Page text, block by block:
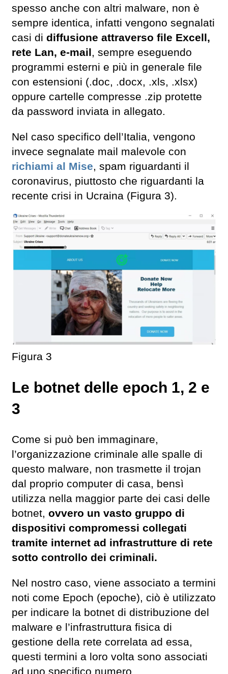
spesso anche con altri malware, non è
sempre identica, infatti vengono segnalati
casi di diffusione attraverso file Excell,
rete Lan, e-mail, sempre eseguendo
programmi esterni e più in generale file
con estensioni (.doc, .docx, .xls, .xlsx)
oppure cartelle compresse .zip protette
da password inviata in allegato.
Nel caso specifico dell’Italia, vengono
invece segnalate mail malevole con
richiami al Mise, spam riguardanti il
coronavirus, piuttosto che riguardanti la
recente crisi in Ucraina (Figura 3).
Figura 3
Le botnet delle epoch 1, 2 e
3
Come si può ben immaginare,
l’organizzazione criminale alle spalle di
questo malware, non trasmette il trojan
dal proprio computer di casa, bensì
utilizza nella maggior parte dei casi delle
botnet, ovvero un vasto gruppo di
dispositivi compromessi collegati
tramite internet ad infrastrutture di rete
sotto controllo dei criminali.
Nel nostro caso, viene associato a termini
noti come Epoch (epoche), ciò è utilizzato
per indicare la botnet di distribuzione del
malware e l’infrastruttura fisica di
gestione della rete correlata ad essa,
questi termini a loro volta sono associati